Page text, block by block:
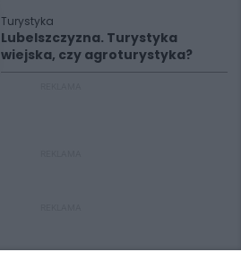
Turystyka
Lubelszczyzna. Turystyka
wiejska, czy agroturystyka?